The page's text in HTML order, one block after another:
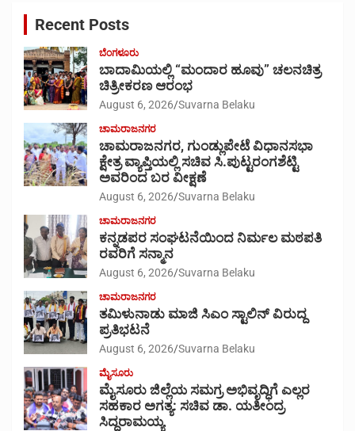
Recent Posts
ಬೆಂಗಳೂರು
ಬಾದಾಮಿಯಲ್ಲಿ “ಮಂದಾರ ಹೂವು” ಚಲನಚಿತ್ರ
ಚಿತ್ರೀಕರಣ ಆರಂಭ
August 6, 2026 Suvarna Belaku
ಚಾಮರಾಜನಗರ
ಚಾಮರಾಜನಗರ, ಗುಂಡ್ಲುಪೇಟೆ ವಿಧಾನಸಭಾ
ಕ್ಷೇತ್ರ ವ್ಯಾಪ್ತಿಯಲ್ಲಿ ಸಚಿವ ಸಿ.ಪುಟ್ಟರಂಗಶೆಟ್ಟಿ
ಅವರಿಂದ ಬರ ವೀಕ್ಷಣೆ
August 6, 2026 Suvarna Belaku
ಚಾಮರಾಜನಗರ
ಕನ್ನಡಪರ ಸಂಘಟನೆಯಿಂದ ನಿರ್ಮಲ ಮಠಪತಿ
ರವರಿಗೆ ಸನ್ಮಾನ
August 6, 2026 Suvarna Belaku
ಚಾಮರಾಜನಗರ
ತಮಿಳುನಾಡು ಮಾಜಿ ಸಿಎಂ ಸ್ಟಾಲಿನ್ ವಿರುದ್ದ
ಪ್ರತಿಭಟನೆ
August 6, 2026 Suvarna Belaku
ಮೈಸೂರು
ಮೈಸೂರು ಜಿಲ್ಲೆಯ ಸಮಗ್ರ ಅಭಿವೃದ್ಧಿಗೆ ಎಲ್ಲರ
ಸಹಕಾರ ಅಗತ್ಯ: ಸಚಿವ ಡಾ. ಯತೀಂದ್ರ
ಸಿದ್ದರಾಮಯ್ಯ